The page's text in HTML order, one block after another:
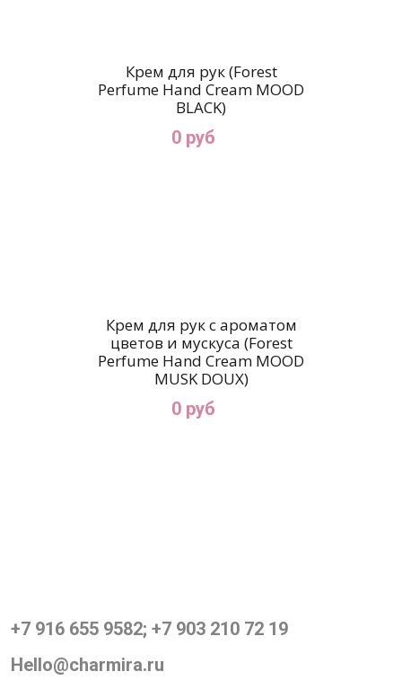
Крем для рук (Forest
Perfume Hand Cream MOOD
BLACK)
0 руб
Крем для рук c ароматом
цветов и мускуса (Forest
Perfume Hand Cream MOOD
MUSK DOUX)
0 руб
+7 916 655 9582; +7 903 210 72 19
Hello@charmira.ru